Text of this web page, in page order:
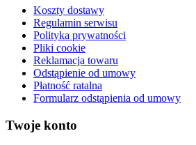
Koszty dostawy
Regulamin serwisu
Polityka prywatności
Pliki cookie
Reklamacja towaru
Odstąpienie od umowy
Płatność ratalna
Formularz odstąpienia od umowy
Twoje konto